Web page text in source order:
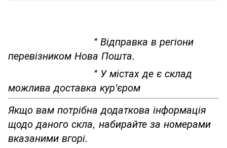
* Відправка в регіони
перевізником Нова Пошта.
* У містах де є склад
можлива доставка кур'єром
Якщо вам потрібна додаткова інформація
щодо даного скла, набирайте за номерами
вказаними вгорі.